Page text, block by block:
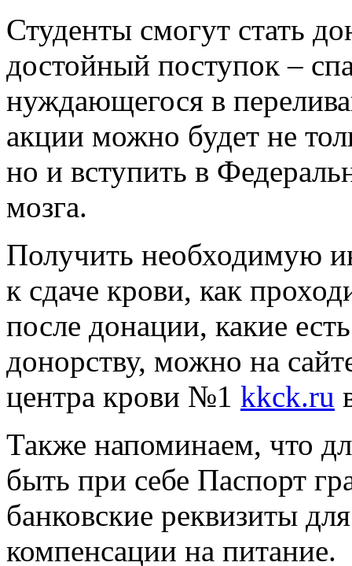
Студенты смогут стать
достойный поступок –
нуждающегося в
акции можно будет не
но и вступить в
мозга.
Получить необходимую
к сдаче крови, как
после донации, какие
донорству, можно на
центра крови №1 kkck.ru
Также напоминаем, что
быть при себе Паспорт
банковские реквизиты
компенсации на питание.